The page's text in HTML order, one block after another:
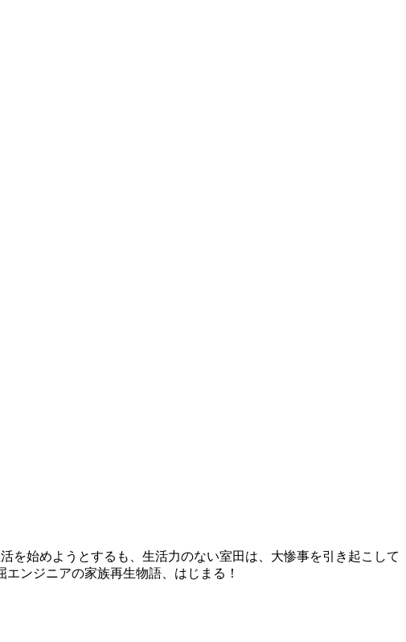
を始めようとするも、生活力のない室田は、大惨事を引き起こして
ンジニアの家族再生物語、はじまる！